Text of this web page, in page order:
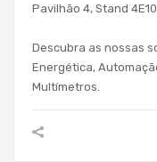
Pavilhão 4, Stand
Descubra as nossas
Energética,
Multímetros.